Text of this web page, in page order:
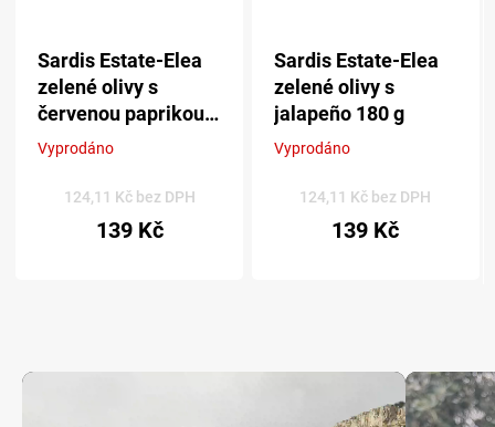
Sardis Estate-Elea
zelené olivy s
červenou paprikou
180 g
Průměrné
produktu
Vyprodáno
124,11 Kč bez DPH
139 Kč
Sardis Estate-Elea
zelené olivy s
jalapeño 180 g
Průměrné
produktu
Vyprodáno
124,11 Kč bez DPH
139 Kč